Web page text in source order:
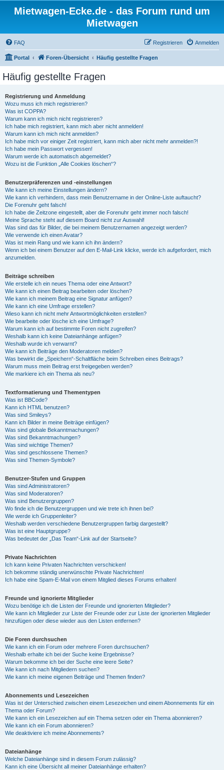
Mietwagen-Ecke.de - das Forum rund um
Mietwagen
FAQ Anmelden
Registrieren
Portal Foren-Übersicht Häufig gestellte Fragen
Häufig gestellte Fragen
Registrierung und Anmeldung
Wozu muss ich mich registrieren?
Was ist COPPA?
Warum kann ich mich nicht registrieren?
Ich habe mich registriert, kann mich aber nicht anmelden!
Warum kann ich mich nicht anmelden?
Ich habe mich vor einiger Zeit registriert, kann mich aber nicht mehr anmelden?!
Ich habe mein Passwort vergessen!
Warum werde ich automatisch abgemeldet?
Wozu ist die Funktion „Alle Cookies löschen“?
Benutzerpräferenzen und -einstellungen
Wie kann ich meine Einstellungen ändern?
Wie kann ich verhindern, dass mein Benutzername in der Online-Liste auftaucht?
Die Forenuhr geht falsch!
Ich habe die Zeitzone eingestellt, aber die Forenuhr geht immer noch falsch!
Meine Sprache steht auf diesem Board nicht zur Auswahl!
Was sind das für Bilder, die bei meinem Benutzernamen angezeigt werden?
Wie verwende ich einen Avatar?
Was ist mein Rang und wie kann ich ihn ändern?
Wenn ich bei einem Benutzer auf den E-Mail-Link klicke, werde ich aufgefordert, mich
anzumelden.
Beiträge schreiben
Wie erstelle ich ein neues Thema oder eine Antwort?
Wie kann ich einen Beitrag bearbeiten oder löschen?
Wie kann ich meinem Beitrag eine Signatur anfügen?
Wie kann ich eine Umfrage erstellen?
Wieso kann ich nicht mehr Antwortmöglichkeiten erstellen?
Wie bearbeite oder lösche ich eine Umfrage?
Warum kann ich auf bestimmte Foren nicht zugreifen?
Weshalb kann ich keine Dateianhänge anfügen?
Weshalb wurde ich verwarnt?
Wie kann ich Beiträge den Moderatoren melden?
Was bewirkt die „Speichern“-Schaltfläche beim Schreiben eines Beitrags?
Warum muss mein Beitrag erst freigegeben werden?
Wie markiere ich ein Thema als neu?
Textformatierung und Thementypen
Was ist BBCode?
Kann ich HTML benutzen?
Was sind Smileys?
Kann ich Bilder in meine Beiträge einfügen?
Was sind globale Bekanntmachungen?
Was sind Bekanntmachungen?
Was sind wichtige Themen?
Was sind geschlossene Themen?
Was sind Themen-Symbole?
Benutzer-Stufen und Gruppen
Was sind Administratoren?
Was sind Moderatoren?
Was sind Benutzergruppen?
Wo finde ich die Benutzergruppen und wie trete ich ihnen bei?
Wie werde ich Gruppenleiter?
Weshalb werden verschiedene Benutzergruppen farbig dargestellt?
Was ist eine Hauptgruppe?
Was bedeutet der „Das Team“-Link auf der Startseite?
Private Nachrichten
Ich kann keine Privaten Nachrichten verschicken!
Ich bekomme ständig unerwünschte Private Nachrichten!
Ich habe eine Spam-E-Mail von einem Mitglied dieses Forums erhalten!
Freunde und ignorierte Mitglieder
Wozu benötige ich die Listen der Freunde und ignorierten Mitglieder?
Wie kann ich Mitglieder zur Liste der Freunde oder zur Liste der ignorierten Mitglieder
hinzufügen oder diese wieder aus den Listen entfernen?
Die Foren durchsuchen
Wie kann ich ein Forum oder mehrere Foren durchsuchen?
Weshalb erhalte ich bei der Suche keine Ergebnisse?
Warum bekomme ich bei der Suche eine leere Seite?
Wie kann ich nach Mitgliedern suchen?
Wie kann ich meine eigenen Beiträge und Themen finden?
Abonnements und Lesezeichen
Was ist der Unterschied zwischen einem Lesezeichen und einem Abonnements für ein
Thema oder Forum?
Wie kann ich ein Lesezeichen auf ein Thema setzen oder ein Thema abonnieren?
Wie kann ich ein Forum abonnieren?
Wie deaktiviere ich meine Abonnements?
Dateianhänge
Welche Dateianhänge sind in diesem Forum zulässig?
Kann ich eine Übersicht all meiner Dateianhänge erhalten?